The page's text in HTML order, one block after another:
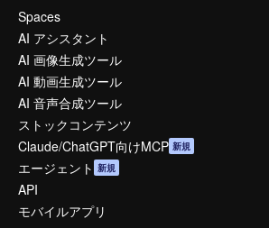
Spaces
AI アシスタント
AI 画像生成ツール
AI 動画生成ツール
AI 音声合成ツール
ストックコンテンツ
Claude/ChatGPT向けMCP 新規
エージェント 新規
API
モバイルアプリ